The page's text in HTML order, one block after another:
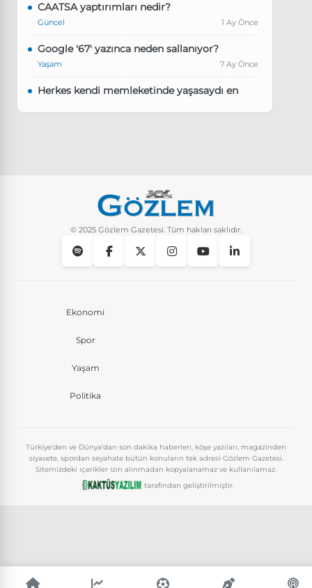
CAATSA yaptırımları nedir?
Güncel 1 Ay Önce
Google '67' yazınca neden sallanıyor?
Yaşam 7 Ay Önce
Herkes kendi memleketinde yaşasaydı en
Instagram’da keşfet nasıl temizlenir?
© 2025 Gözlem Gazetesi. Tüm hakları saklıdır.
Ekonomi
Spor
Yaşam
Politika
Türkiye'den ve Dünya'dan son dakika haberleri, köşe yazıları, magazinden
siyasete, spordan seyahate bütün konuların tek adresi Gözlem Gazetesi.
Sitemizdeki içerikler izin alınmadan kopyalanamaz ve kullanılamaz.
tarafından geliştirilmiştir.